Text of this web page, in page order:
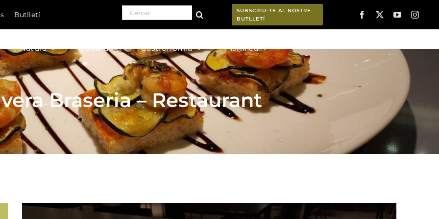
Butlletí Search for:
SUBSCRIU-TE AL NOSTRE
BUTLLETÍ
Natura Cultura Gastronomia Planifica
Braseria – Restaurant